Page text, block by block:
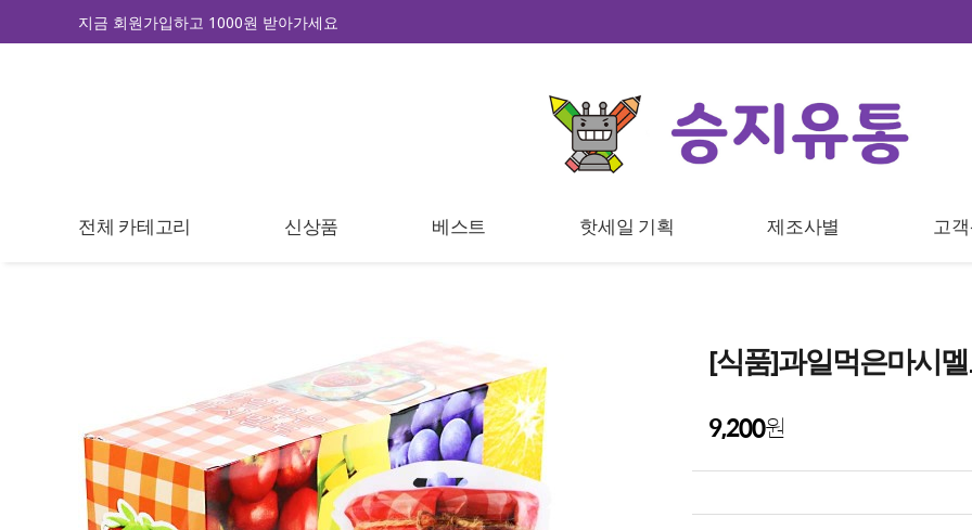
지금 회원가입하고 1000원 받아가세요
전체 카테고리 신상품 베스트 핫세일 기획 제조사별 고
[식품]과일먹은마시
9,200원